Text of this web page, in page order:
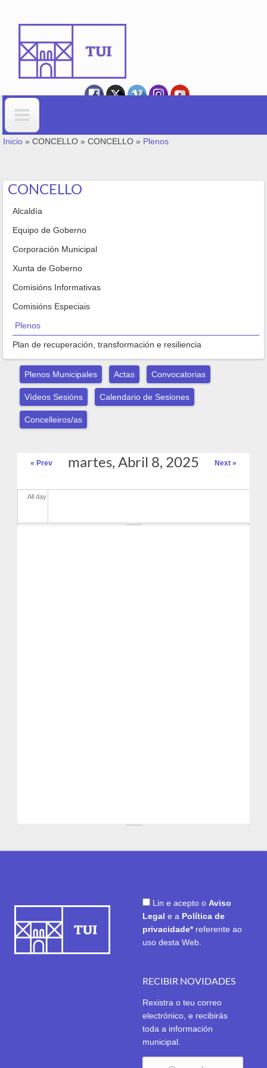
Formulario de busca
VOSTEDE ESTÁ AQUÍ
Inicio » CONCELLO » CONCELLO » Plenos
CONCELLO
Alcaldía
Equipo de Goberno
Corporación Municipal
Xunta de Goberno
Comisións Informativas
Comisións Especiais
Plenos
Plan de recuperación, transformación e resiliencia
Plenos Municipales Actas Convocatorias
Vídeos Sesións Calendario de Sesiones
Concelleiros/as
martes, Abril 8, 2025
« Prev Next »
All day
Lin e acepto o Aviso
Legal e a Política de
privacidade* referente ao
uso desta Web.
RECIBIR NOVIDADES
Rexistra o teu correo
electrónico, e recibirás
toda a información
municipal.